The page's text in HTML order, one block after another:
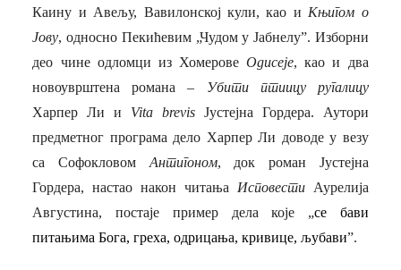
Каину и Авељу, Вавилонској кули, као и Књигом о
Јову, односно Пекићевим „Чудом у Јабнелу”. Изборни
део чине одломци из ХомеровеОдисеје, као и два
новоуврштена романа – Убити птиицу ругалицу
Харпер Ли и Vita brevis Јустејна Гордера. Аутори
предметног програма дело Харпер Ли доводе у везу
са Софокловом Антигоном, док роман Јустејна
Гордера, настао након читања Исповести Аурелија
Августина, постаје пример дела које „се бави
питањима Бога, греха, одрицања, кривице, љубави”.